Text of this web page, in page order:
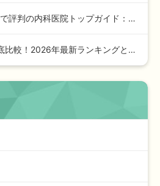
【2026年最新】八尾市で評判の内科医院トップガイド：安心の…
堺市で評判の眼科を徹底比較！2026年最新ランキングと選び方…